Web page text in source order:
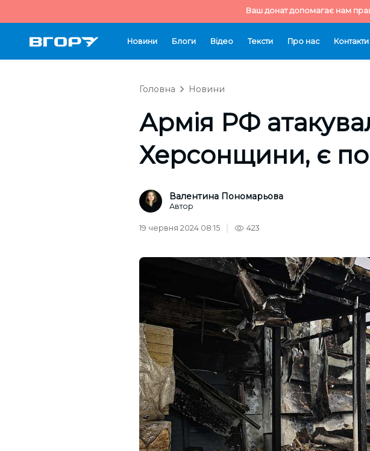
Ваш донат допомагає нам
Новини Блоги Відео Тексти Про нас Контакти
Головна Новини
Армія РФ
Херсонщини, є
Валентина Пономарьова
Автор
19 червня 2024 08:15 423